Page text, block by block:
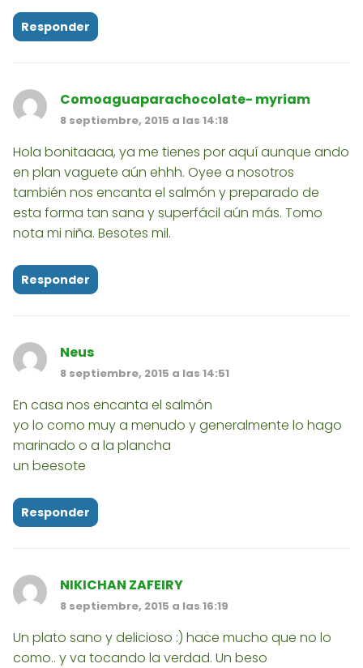
Responder
Comoaguaparachocolate- myriam
8 septiembre, 2015 a las 14:18
Hola bonitaaaa, ya me tienes por aquí aunque ando
en plan vaguete aún ehhh. Oyee a nosotros
también nos encanta el salmón y preparado de
esta forma tan sana y superfácil aún más. Tomo
nota mi niña. Besotes mil.
Responder
Neus
8 septiembre, 2015 a las 14:51
En casa nos encanta el salmón
yo lo como muy a menudo y generalmente lo hago
marinado o a la plancha
un beesote
Responder
NIKICHAN ZAFEIRY
8 septiembre, 2015 a las 16:19
Un plato sano y delicioso :) hace mucho que no lo
como.. y va tocando la verdad. Un beso